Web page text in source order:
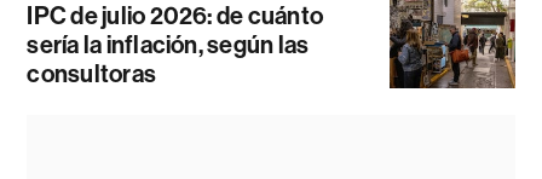
IPC de julio 2026: de cuánto
sería la inflación, según las
consultoras